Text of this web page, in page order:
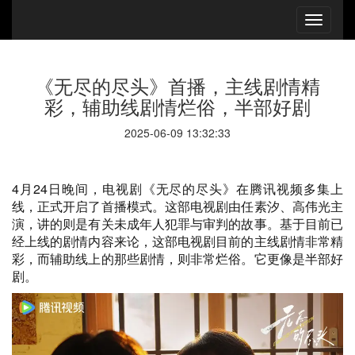
《无尽的尽头》首播，主线剧情精
彩，辅助线剧情烂俗，半部好剧
2025-06-09 13:32:33
4月24日晚间，电视剧《无尽的尽头》在腾讯视频多集上
线，正式开启了首播模式。这部电视剧由任素汐、高伟光主
演，讲的则是有关未成年人犯罪与审判的故事。基于目前已
经上线的剧情内容来论，这部电视剧目前的主线剧情非常精
彩，而辅助线上的那些剧情，则非常烂俗。它更像是半部好
剧。